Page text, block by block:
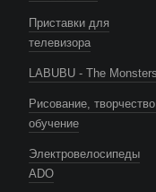
Приставки для
телевизора
LABUBU - The Monsters
Рисование,
обучение
Электровелосипеды
ADO